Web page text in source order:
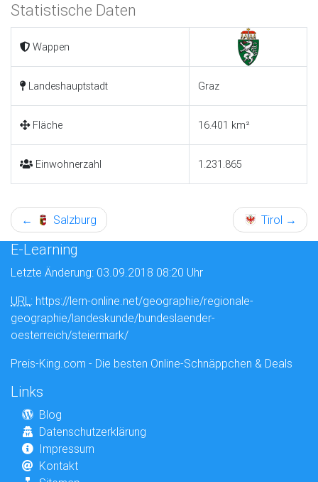
Statistische Daten
Wappen
Landeshauptstadt Graz
Fläche 16.401 km²
Einwohnerzahl 1.231.865
← Salzburg Tirol →
E-Learning
Letzte Änderung: 03.09.2018 08:20 Uhr
URL: https://lern-online.net/geographie/regionale-
geographie/landeskunde/bundeslaender-
oesterreich/steiermark/
Preis-King.com - Die besten Online-Schnäppchen & Deals
Links
Blog
Datenschutzerklärung
Impressum
Kontakt